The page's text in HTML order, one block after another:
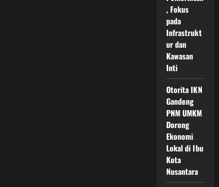
, Fokus
pada
Infrastrukt
ur dan
Kawasan
Inti
Otorita IKN
Gandeng
PNM UMKM
Dorong
Ekonomi
Lokal di Ibu
Kota
Nusantara